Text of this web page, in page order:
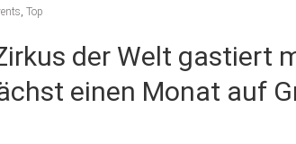
, Top
der Welt gastiert
einen Monat auf